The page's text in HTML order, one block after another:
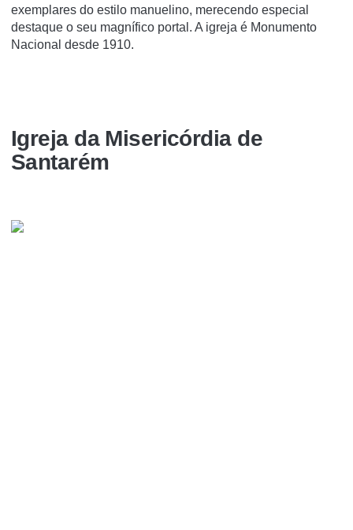
exemplares do estilo manuelino, merecendo especial
destaque o seu magní­fico portal. A igreja é Monumento
Nacional desde 1910.
Igreja da Misericórdia de
Santarém